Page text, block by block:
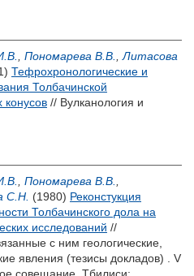
Пономарева В.В.
Литасова
Тефрохронологические и
Толбачинской
конусов // Вулканология и
Пономарева В.В.
С.Н. (1980) Реконстукция
Толбачинского дола на
исследований //
с ним геологические,
явления (тезисы докладов) . V